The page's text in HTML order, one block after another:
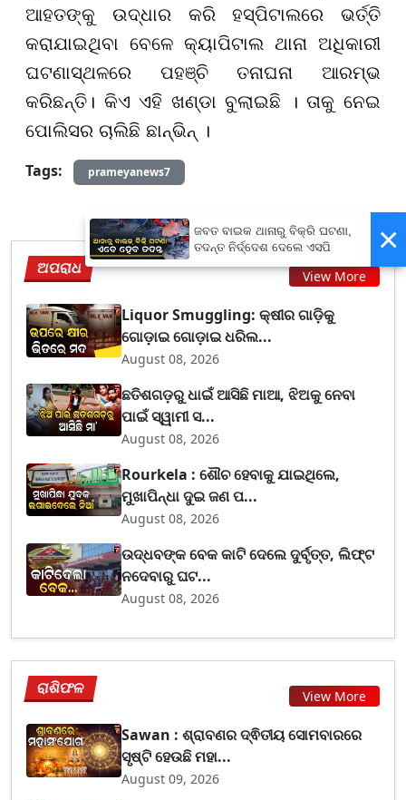
ଆହତଙ୍କୁ ଉଦ୍ଧାର କରି ହସ୍ପିଟାଲରେ ଭର୍ତ୍ତି
କରାଯାଇଥିବା ବେଳେ କ୍ୟାପିଟାଲ ଥାନା ଅଧିକାରୀ
ଘଟଣାସ୍ଥଳରେ ପହଞ୍ଚି ତନାଘନା ଆରମ୍ଭ
କରିଛନ୍ତି। କିଏ ଏହି ଖଣ୍ଡା ବୁଲାଇଛି । ତାକୁ ନେଇ
ପୋଲିସର ଚାଲିଛି ଛାନ୍ଭିନ୍ ।
Tags:
prameyanews7
ଅପରାଧ View More
Liquor Smuggling: କ୍ଷୀର ଗାଡ଼ିକୁ
ଗୋଡ଼ାଇ ଗୋଡ଼ାଇ ଧରିଲ...
August 08, 2026
ଛତିଶଗଡ଼ରୁ ଧାଇଁ ଆସିଛି ମାଆ, ଝିଅକୁ ନେବା
ପାଇଁ ସ୍ୱାମୀ ସ...
August 08, 2026
Rourkela : ଶୌଚ ହେବାକୁ ଯାଇଥିଲେ,
ମୁଖାପିନ୍ଧା ଦୁଇ ଜଣ ପ...
August 08, 2026
ଉଦ୍ଧବଙ୍କ ବେକ କାଟି ଦେଲେ ଦୁର୍ବୃତ୍ତ, ଲିଫ୍ଟ
ନଦେବାରୁ ଘଟ...
August 08, 2026
ରାଶିଫଳ View More
Sawan : ଶ୍ରାବଣର ଦ୍ଵିତୀୟ ସୋମବାରରେ
ସୃଷ୍ଟି ହେଉଛି ମହା...
August 09, 2026
×
ଜବତ ବାଇକ ଥାନାରୁ ବିକ୍ରି ଘଟଣା,
ତଦନ୍ତ ନିର୍ଦ୍ଦେଶ ଦେଲେ ଏସପି